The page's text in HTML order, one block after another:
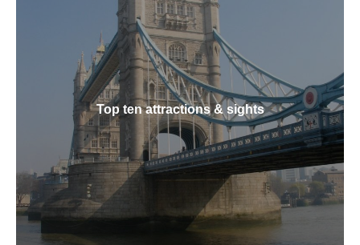
Top ten attractions & sights